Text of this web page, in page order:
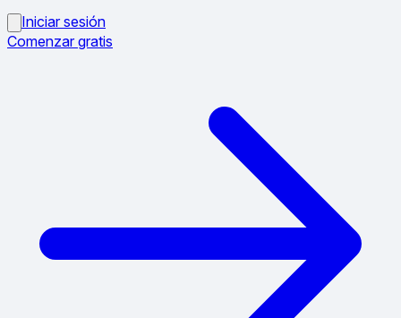
Iniciar sesión
Comenzar gratis